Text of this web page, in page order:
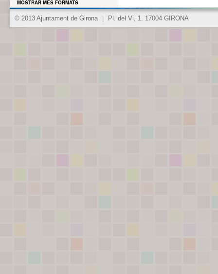
MOSTRAR MÉS FORMATS
© 2013 Ajuntament de Girona Pl. del Vi, 1. 17004 GIRONA